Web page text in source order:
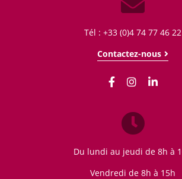
Tél : +33 (0)4 74 77 46 22
Contactez-nous
Du lundi au jeudi de 8h à
Vendredi de 8h à 15h